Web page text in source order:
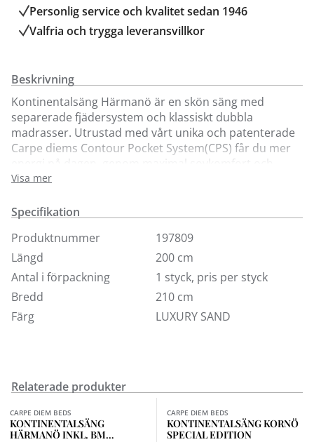
Personlig service och kvalitet sedan 1946
Valfria och trygga leveransvillkor
Beskrivning
Kontinentalsäng Härmanö är en skön säng med
separerade fjädersystem och klassiskt dubbla
madrasser. Utrustad med vårt unika och patenterade
Carpe diems Contour Pocket System(CPS) får du mer
energi på dagen, genom maximal sovkomfort och
tryckavlastning på natten. Med stilren design och
den medvetna. Härmanö finns i 8 standardfärger och i
Här kan du köpa sängen i tyg Luxury, komfort
medium/fast och tre storlekar.
Sängben och bäddmadrass ingår ej i priset. Om du vill
beställa i annat tyg eller storlek kan du kontakta någon
av våra butiker.
Visa mer
Specifikation
Produktnummer
197809
Längd
200 cm
Antal i förpackning
1 styck, pris per styck
Bredd
210 cm
Färg
LUXURY SAND
Relaterade produkter
Finns i fler val (12)
CARPE DIEM BEDS
KONTINENTALSÄNG
HÄRMANÖ INKL. BM
CARPE DIEM BEDS
KONTINENTALSÄNG KORNÖ
SPECIAL EDITION